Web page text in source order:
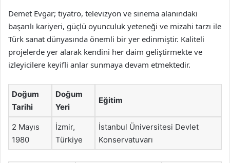
Demet Evgar; tiyatro, televizyon ve sinema alanındaki
başarılı kariyeri, güçlü oyunculuk yeteneği ve mizahi tarzı ile
Türk sanat dünyasında önemli bir yer edinmiştir. Kaliteli
projelerde yer alarak kendini her daim geliştirmekte ve
izleyicilere keyifli anlar sunmaya devam etmektedir.
Doğum
Tarihi
Doğum
Yeri
Eğitim
2 Mayıs
1980
İzmir,
Türkiye
İstanbul Üniversitesi Devlet
Konservatuvarı